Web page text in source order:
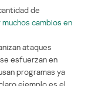
de
muchos cambios en
ataques
esfuerzan en
programas ya
ejemplo es el